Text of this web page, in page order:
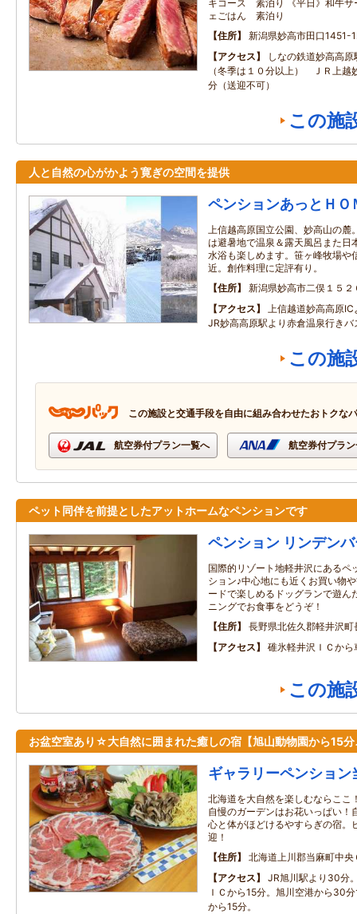
キコース 素泊り 《平日》和牛
ェごはん 素泊り
住所
新潟県妙高市田口1451-
アクセス
しなの鉄道妙高高
（冬季は１０分以上） ＪＲ上越
分（送迎不可）
この施
人と自然の心がかよう寛ぎの空間を提供
ペンションあっとＨＯ
上信越高原国立公園、妙高山の麓
は避暑地で温泉＆露天風呂また
水浴も楽しめます。笹ヶ峰牧場や
近。創作料理に定評有り。
住所
新潟県妙高市二俣１５２
アクセス
上信越道妙高高原
JR妙高高原駅より赤倉温泉行きバ
この施
この施設と交通手段を自由に組み合わせたおトクな
航空券付プラン一覧へ 航空券付プラ
ペット同伴を前提としたアットホームなペンションです
ペンション リンデン
国際的リゾート地軽井沢にあるペ
ション♪中心地にも近くお買い物
ードで楽しめるドッグランで遊ん
ニングでお食事をどうぞ！
住所
長野県北佐久郡軽井沢
アクセス
碓氷軽井沢ＩＣから
この施
お盆空室あり☆大自然に囲まれた癒しの宿【旭山動物園から15分
ギャラリーペンション
北海道を大自然を楽しむならここ
自慢のガーデンはお花いっぱい！
心と体がほどけるやすらぎの宿。
迎！
住所
北海道上川郡当麻町中央
アクセス
JR旭川駅より30分
ＩＣから15分。旭川空港から30
から15分。